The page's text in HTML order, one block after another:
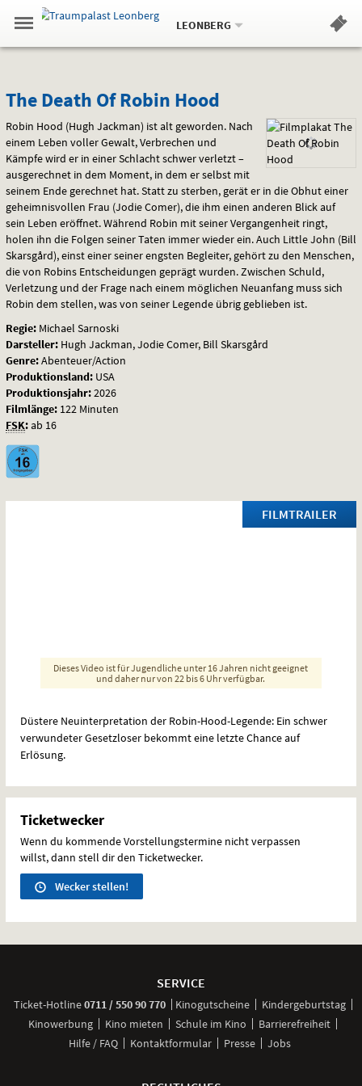
Springe
zum
,zum
.
Navigation
Gehe
zur
Standortauswahl
Standort:
LEONBERG.
Hinweis
The
Death
Of
Robin
Hood
The Death Of Robin Hood
Robin Hood (Hugh Jackman) ist alt geworden. Nach
einem Leben voller Gewalt, Verbrechen und
Kämpfe wird er in einer Schlacht schwer verletzt –
ausgerechnet in dem Moment, in dem er selbst mit
seinem Ende gerechnet hat. Statt zu sterben, gerät er in die Obhut einer
geheimnisvollen Frau (Jodie Comer), die ihm einen anderen Blick auf
sein Leben eröffnet. Während Robin mit seiner Vergangenheit ringt,
holen ihn die Folgen seiner Taten immer wieder ein. Auch Little John (Bill
Skarsgård), einst einer seiner engsten Begleiter, gehört zu den Menschen,
die von Robins Entscheidungen geprägt wurden. Zwischen Schuld,
Verletzung und der Frage nach einem möglichen Neuanfang muss sich
Robin dem stellen, was von seiner Legende übrig geblieben ist.
Regie: Michael Sarnoski
Darsteller: Hugh Jackman, Jodie Comer, Bill Skarsgård
Genre:Abenteuer/Action
Produktionsland: USA
Produktionsjahr:2026
Filmlänge: 122 Minuten
FSK:ab 16
FILMTRAILER
Dieses Video ist für Jugendliche unter 16 Jahren nicht geeignet
und daher nur von 22 bis 6 Uhr verfügbar.
Düstere Neuinterpretation der Robin-Hood-Legende: Ein schwer
verwundeter Gesetzloser bekommt eine letzte Chance auf
Erlösung.
Ticketwecker
Wenn du kommende Vorstellungstermine nicht verpassen
willst, dann stell dir den Ticketwecker.
Wecker stellen!
SERVICE
Ticket-Hotline0711 / 550 90 770anrufen
Kinogutscheine
Kindergeburtstag
Kinowerbung
Kino mieten Schule im Kino
Barrierefreiheit
Hilfe / FAQ
Kontaktformular Presse Jobs